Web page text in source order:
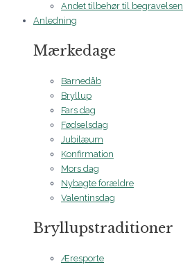
Andet tilbehør til begravelsen
Anledning
Mærkedage
Barnedåb
Bryllup
Fars dag
Fødselsdag
Jubilæum
Konfirmation
Mors dag
Nybagte forældre
Valentinsdag
Bryllupstraditioner
Æresporte